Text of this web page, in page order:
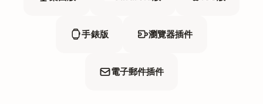
手錶版 瀏覽器插件
電子郵件插件